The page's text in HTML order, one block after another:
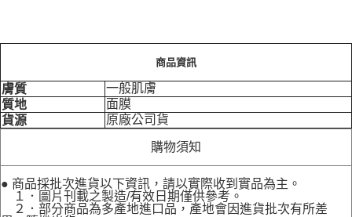
商品資訊
膚質
一般肌膚
質地
面膜
貨源
原廠公司貨
購物須知
● 商品採批次進貨以下資訊，請以實際收到實品為主。
１．圖片刊載之製造/有效日期僅供參考。
２．部分商品為多產地進口品，產地會因進貨批次有所差